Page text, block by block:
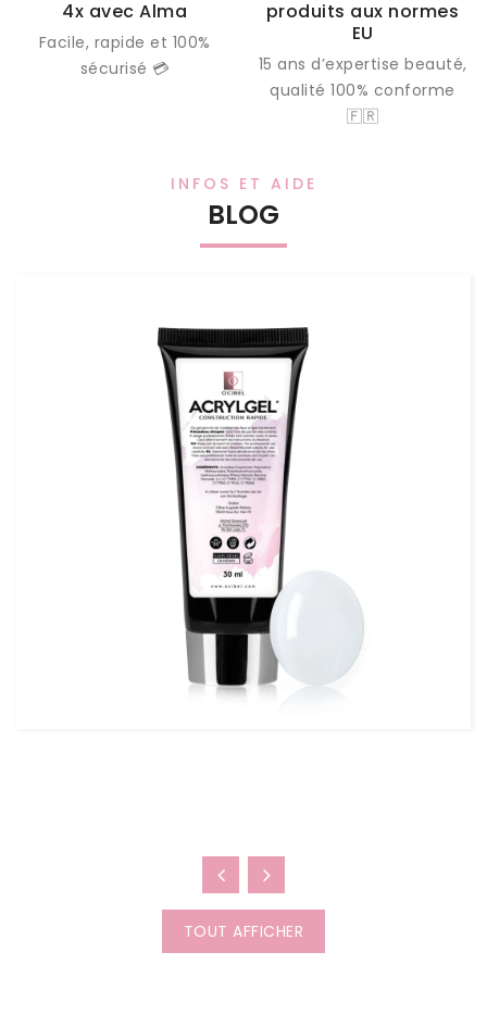
4x avec Alma
Facile, rapide et 100%
sécurisé 💳
produits aux normes
EU
15 ans d’expertise beauté,
qualité 100% conforme
🇫🇷
INFOS ET AIDE
BLOG
TOUT AFFICHER